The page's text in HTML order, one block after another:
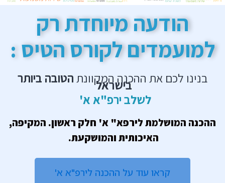
הודעה מיוחדת רק
למועמדים לקורס הטיס :
בנינו לכם את ההכנה המקוונתהטובה ביותר
בישראל
לשלבירפ"א א'
ההכנה המושלמת לירפא" א' חלק ראשון. המקיפה,
האיכותית והמושקעת.
קראו עוד על ההכנה לירפ"א א'